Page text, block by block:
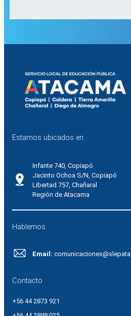
Estamos ubicados en
Infante 740, Copiapó
Jacinto Ochoa S/N, Copiapó
Libertad 757, Chañaral
Región de Atacama
Hablemos
Email:
Contacto
+56 44 2873 921